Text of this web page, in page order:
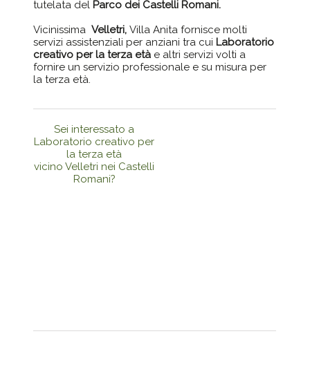
tutelata del Parco dei Castelli Romani.
VicinissimaVelletri, Villa Anita fornisce molti
servizi assistenziali per anziani tra cui Laboratorio
creativo per la terza età e altri servizi volti a
fornire un servizio professionale e su misura per
la terza età.
Sei interessato a
Laboratorio creativo per
la terza età
vicino Velletri nei Castelli
Romani?